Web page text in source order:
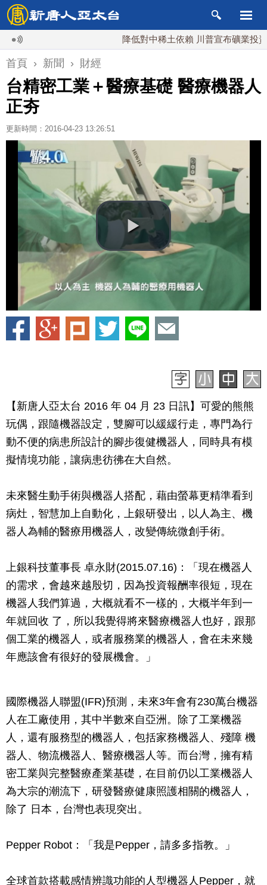
降低對中稀土依賴 川普宣布礦業投資20億
首頁 › 新聞 › 財經
台精密工業＋醫療基礎 醫療機器人
正夯
更新時間：2016-04-23 13:26:51
【新唐人亞太台 2016 年 04 月 23 日訊】可愛的熊熊
玩偶，跟隨機器設定，雙腳可以緩緩行走，專門為行
動不便的病患所設計的腳步復健機器人，同時具有模
擬情境功能，讓病患彷彿在大自然。
未來醫生動手術與機器人搭配，藉由螢幕更精準看到
病灶，智慧加上自動化，上銀研發出，以人為主、機
器人為輔的醫療用機器人，改變傳統微創手術。
上銀科技董事長 卓永財(2015.07.16)：「現在機器人
的需求，會越來越殷切，因為投資報酬率很短，現在
機器人我們算過，大概就看不一樣的，大概半年到一
年就回收 了，所以我覺得將來醫療機器人也好，跟那
個工業的機器人，或者服務業的機器人，會在未來幾
年應該會有很好的發展機會。」
國際機器人聯盟(IFR)預測，未來3年會有230萬台機器
人在工廠使用，其中半數來自亞洲。除了工業機器
人，還有服務型的機器人，包括家務機器人、殘障 機
器人、物流機器人、醫療機器人等。而台灣，擁有精
密工業與完整醫療產業基礎，在目前仍以工業機器人
為大宗的潮流下，研發醫療健康照護相關的機器人，
除了 日本，台灣也表現突出。
Pepper Robot：「我是Pepper，請多多指教。」
全球首款搭載感情辨識功能的人型機器人Pepper，就